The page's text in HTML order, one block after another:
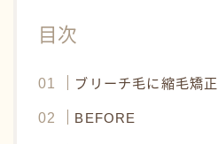
目次
ブリーチ毛に縮毛矯
BEFORE